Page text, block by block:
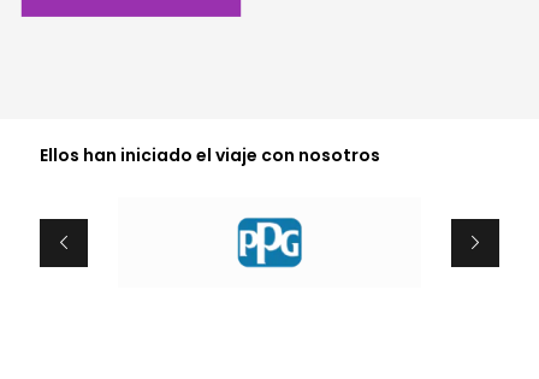
Ellos han iniciado el viaje con nosotros